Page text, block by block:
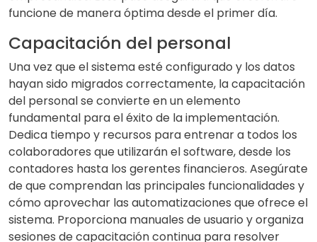
funcione de manera óptima desde el primer día.
Capacitación del personal
Una vez que el sistema esté configurado y los datos
hayan sido migrados correctamente, la capacitación
del personal se convierte en un elemento
fundamental para el éxito de la implementación.
Dedica tiempo y recursos para entrenar a todos los
colaboradores que utilizarán el software, desde los
contadores hasta los gerentes financieros. Asegúrate
de que comprendan las principales funcionalidades y
cómo aprovechar las automatizaciones que ofrece el
sistema. Proporciona manuales de usuario y organiza
sesiones de capacitación continua para resolver